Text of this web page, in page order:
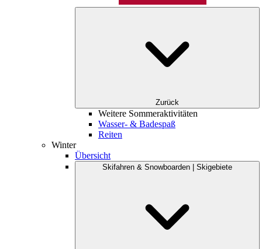
Zurück
Weitere Sommeraktivitäten
Wasser- & Badespaß
Reiten
Winter
Übersicht
Skifahren & Snowboarden | Skigebiete